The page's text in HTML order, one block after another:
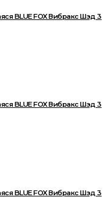
BLUE FOX Вибракс Шэд 3
BLUE FOX Вибракс Шэд 3
BLUE FOX Вибракс Шэд 3